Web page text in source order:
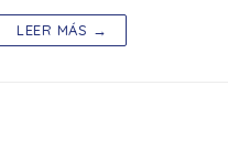
LEER MÁS →